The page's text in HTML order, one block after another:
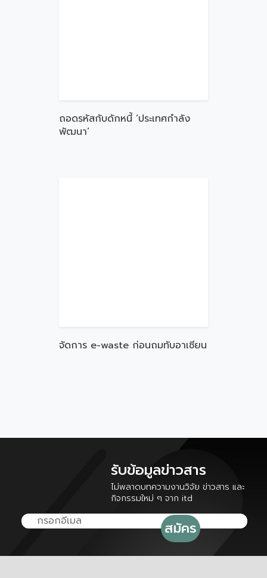
ถอดรหัสกับดักหนี้ ‘ประเทศกำลัง
พัฒนา’
จัดการ e-waste ก่อนถมทับอาเซียน
รับข้อมูลข่าวสาร
ไม่พลาดบทความงานวิจัย ข่าวสาร และ
กิจกรรมใหม่ ๆ จาก itd